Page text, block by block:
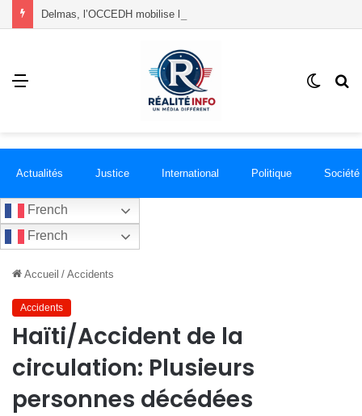
Menu
Switch
Actualités Justice International Politique Société
French
French
Accueil / Accidents
Accidents
Haïti/Accident de la
circulation: Plusieurs
personnes décédées